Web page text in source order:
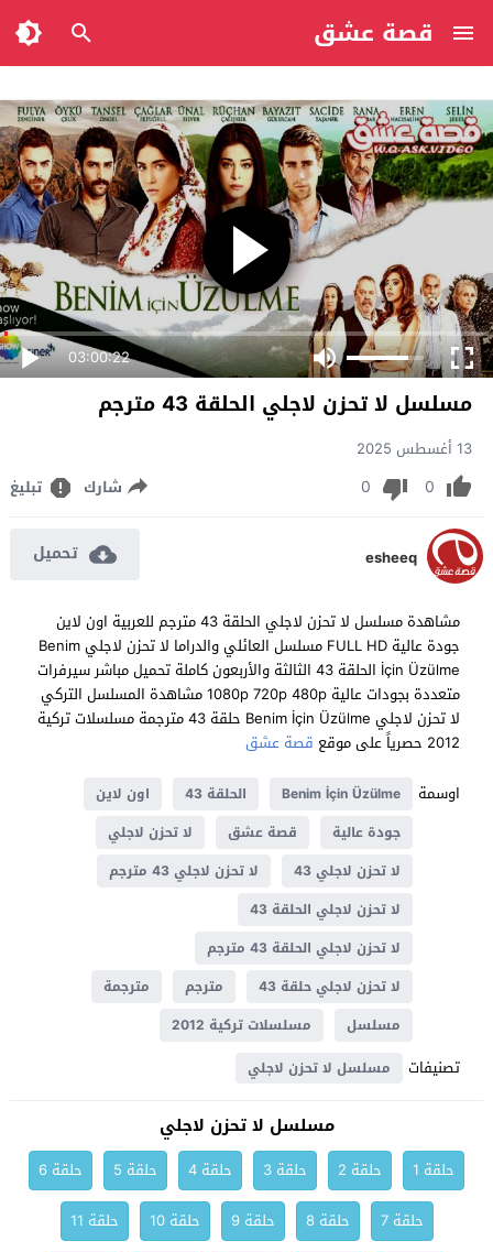
قصة عشق
03:00:22
مسلسل لا تحزن لاجلي الحلقة 43 مترجم
13 أغسطس 2025
0
0 شارك تبليغ
esheeq تحميل
مشاهدة مسلسل لا تحزن لاجلي الحلقة 43 مترجم للعربية اون لاين
جودة عالية FULL HD مسلسل العائلي والدراما لا تحزن لاجلي Benim
İçin Üzülme الحلقة 43 الثالثة والأربعون كاملة تحميل مباشر سيرفرات
متعددة بجودات عالية 1080p 720p 480p مشاهدة المسلسل التركي
لا تحزن لاجلي Benim İçin Üzülme حلقة 43 مترجمة مسلسلات تركية
2012 حصرياً على موقع
قصة عشق
اوسمة
Benim İçin Üzülme الحلقة 43
اون لاين
جودة عالية
قصة عشق
لا تحزن لاجلي
لا تحزن لاجلي 43
لا تحزن لاجلي 43 مترجم
لا تحزن لاجلي الحلقة 43
لا تحزن لاجلي الحلقة 43 مترجم
لا تحزن لاجلي حلقة 43
مترجم
مترجمة
مسلسل
مسلسلات تركية 2012
تصنيفات مسلسل لا تحزن لاجلي
مسلسل لا تحزن لاجلي
حلقة 1 حلقة 2 حلقة 3 حلقة 4 حلقة 5
حلقة 6
حلقة 7
حلقة 8 حلقة 9 حلقة 10
حلقة 11